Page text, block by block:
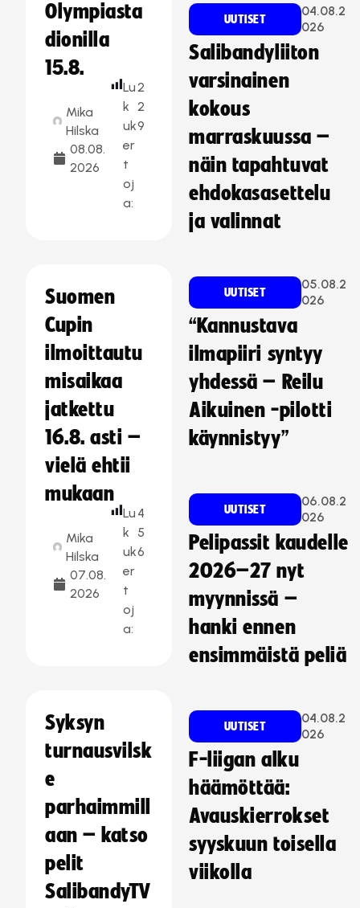
Olympiasta
dionilla
15.8.
Mika
Hilska
08.08.
2026
Lu
k
uk
er
t
oj
a:
2
2
9
Suomen
Cupin
ilmoittautu
misaikaa
jatkettu
16.8. asti –
vielä ehtii
mukaan
Mika
Hilska
07.08.
2026
Lu
k
uk
er
t
oj
a:
4
5
6
Syksyn
turnausvilsk
e
parhaimmill
aan – katso
pelit
SalibandyTV
UUTISET
04.08.2
026
Salibandyliiton
varsinainen
kokous
marraskuussa –
näin tapahtuvat
ehdokasasettelu
ja valinnat
UUTISET
05.08.2
026
“Kannustava
ilmapiiri syntyy
yhdessä – Reilu
Aikuinen -pilotti
käynnistyy”
UUTISET
06.08.2
026
Pelipassit kaudelle
2026–27 nyt
myynnissä –
hanki ennen
ensimmäistä peliä
UUTISET
04.08.2
026
F-liigan alku
häämöttää:
Avauskierrokset
syyskuun toisella
viikolla